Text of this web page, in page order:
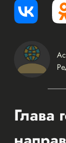
Глава